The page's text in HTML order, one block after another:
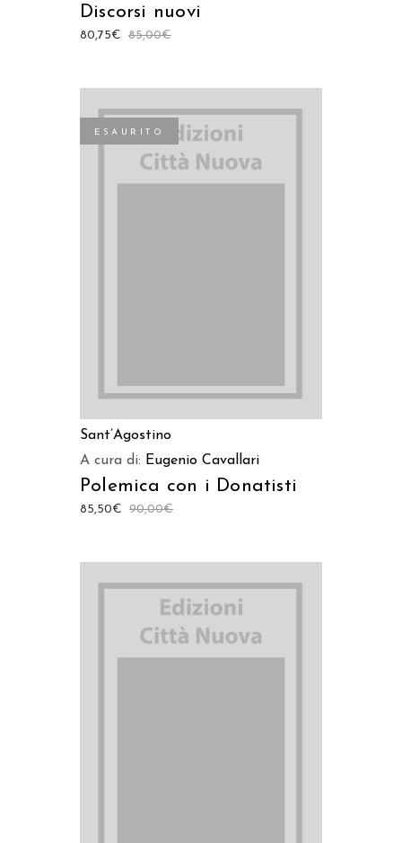
Discorsi nuovi
85,00€
80,75€
ESAURITO
Sant’Agostino
A cura di: Eugenio Cavallari
Polemica con i Donatisti
90,00€
85,50€